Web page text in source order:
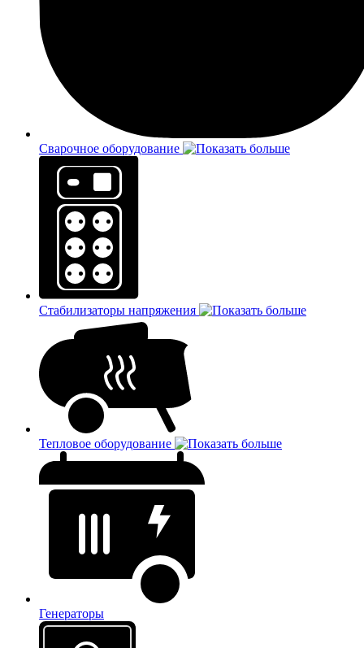
Сварочное оборудование
Стабилизаторы напряжения
Тепловое оборудование
Генераторы